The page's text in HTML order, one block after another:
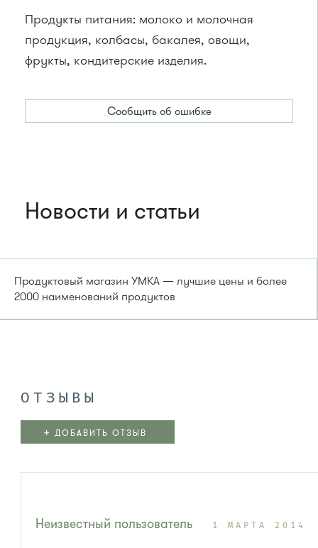
Продукты питания: молоко и молочная
продукция, колбасы, бакалея, овощи,
фрукты, кондитерские изделия.
Сообщить об ошибке
Новости и статьи
Продуктовый магазин УМКА — лучшие цены и более
2000 наименований продуктов
ОТЗЫВЫ
+ ДОБАВИТЬ ОТЗЫВ
Неизвестный пользователь 1 МАРТА 2014